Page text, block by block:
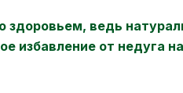
ведь
избавление от недуга